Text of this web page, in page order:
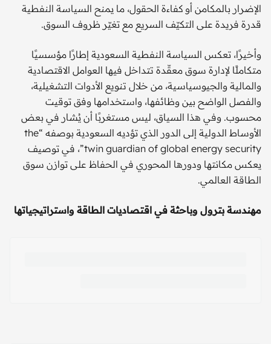
الإضرار بالمكامن أو كفاءة الحقول، ما يمنح السياسة النفطية
قدرة فريدة على التكيّف السريع مع تغيّر ظروف السوق.
وأخيرًا، تعكس السياسة النفطية السعودية إطارًا مؤسسيًا
متكاملًا لإدارة سوق معقّدة تتداخل فيها العوامل الاقتصادية
والمالية والجيوسياسية، من خلال تنويع الأدوات التشغيلية،
والفصل الواضح بين وظائفها، واستخدامها وفق توقيت
محسوب. وفي هذا السياق، ليس مستغربًا أن يُشار في بعض
الأوساط الدولية إلى الدور الذي تؤديه السعودية بوصفه “the
twin guardian of global energy security”، في توصيف
يعكس مكانتها ودورها المحوري في الحفاظ على توازن سوق
الطاقة العالمي.
مهندسة بترول وباحثة في اقتصاديات الطاقة واستراتيجياتها